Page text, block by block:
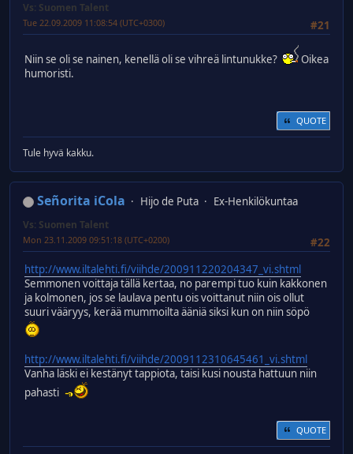
Vs: Suomen Talent
#21
Tue 22.09.2009 11:08:54 (UTC+0300)
Niin se oli se nainen, kenellä oli se vihreä lintunukke?
Oikea
humoristi.
QUOTE
Tule hyvä kakku.
Señorita iCola Hijo de Puta Ex-Henkilökuntaa
Vs: Suomen Talent
#22
Mon 23.11.2009 09:51:18 (UTC+0200)
http://www.iltalehti.fi/viihde/200911220204347_vi.shtml
Semmonen voittaja tällä kertaa, no parempi tuo kuin kakkonen
ja kolmonen, jos se laulava pentu ois voittanut niin ois ollut
suuri vääryys, kerää mummoilta ääniä siksi kun on niin söpö
http://www.iltalehti.fi/viihde/2009112310645461_vi.shtml
Vanha läski ei kestänyt tappiota, taisi kusi nousta hattuun niin
pahasti
QUOTE